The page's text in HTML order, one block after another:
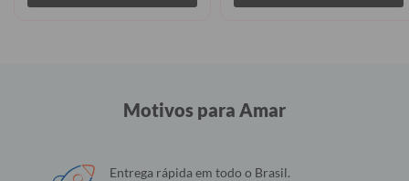
Motivos para Amar
Entrega rápida em todo o Brasil.